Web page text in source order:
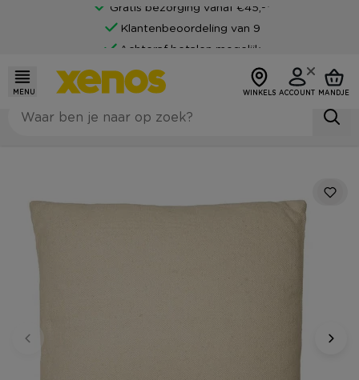
Gratis bezorging vanaf €45,-*
Klantenbeoordeling van 9
Achteraf betalen mogelijk
MENU WINKELS ACCOUNT MANDJE